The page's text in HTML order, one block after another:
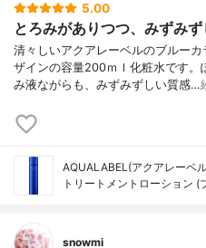
5.00
とろみがありつつ、みずみ
清々しいアクアレーベルのブルー
ザインの容量200ｍｌ化粧水です。
み液ながらも、みずみずしい質感…
AQUALABEL(アクアレーベ
トリートメントローション (
snowmi